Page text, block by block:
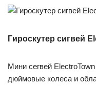
Гироскутер сигвей
Мини сегвей
дюймовые колеса и